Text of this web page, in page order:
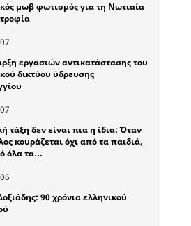
μωβ φωτισμός για τη Νωτιαία
εργασιών αντικατάστασης του
δικτύου ύδρευσης
τάξη δεν είναι πια η ίδια: Όταν
κουράζεται όχι από τα παιδιά,
όλα τα…
90 χρόνια ελληνικού